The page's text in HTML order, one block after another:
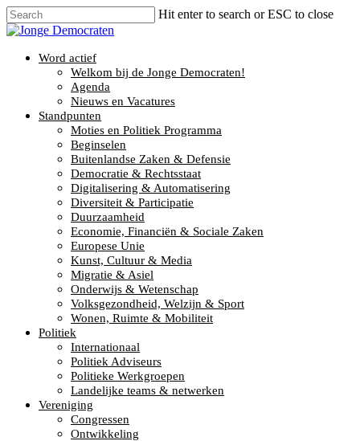
Hit enter to search or ESC to close
Word actief
Welkom bij de Jonge Democraten!
Agenda
Nieuws en Vacatures
Standpunten
Moties en Politiek Programma
Beginselen
Buitenlandse Zaken & Defensie
Democratie & Rechtsstaat
Digitalisering & Automatisering
Diversiteit & Participatie
Duurzaamheid
Economie, Financiën & Sociale Zaken
Europese Unie
Kunst, Cultuur & Media
Migratie & Asiel
Onderwijs & Wetenschap
Volksgezondheid, Welzijn & Sport
Wonen, Ruimte & Mobiliteit
Politiek
Internationaal
Politiek Adviseurs
Politieke Werkgroepen
Landelijke teams & netwerken
Vereniging
Congressen
Ontwikkeling